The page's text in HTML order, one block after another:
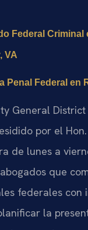
Federal Criminal
VA
Penal Federal en
General
por el Hon.
de lunes a
que
federales con
la